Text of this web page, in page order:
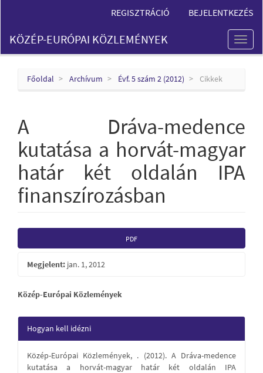
Content
Sidebar
REGISZTRÁCIÓ BEJELENTKEZÉS
Toggle
KÖZÉP-EURÓPAI KÖZLEMÉNYEK
Főoldal Archívum Évf. 5 szám 2 (2012) Cikkek
A Dráva-medence
kutatása a horvát-magyar
határ két oldalán IPA
finanszírozásban
Article
Sidebar
PDF
Megjelent: jan. 1, 2012
Main
Article
Content
Közép-Európai Közlemények
Article
Details
Hogyan kell idézni
Közép-Európai Közlemények, . (2012). A Dráva-medence
kutatása a horvát-magyar határ két oldalán IPA